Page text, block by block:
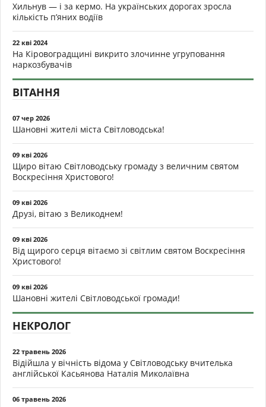
Хильнув — і за кермо. На українських дорогах зросла
кількість п’яних водіїв
22 кві 2024
На Кіровоградщині викрито злочинне угруповання
наркозбувачів
ВІТАННЯ
07 чер 2026
Шановні жителі міста Світловодська!
09 кві 2026
Щиро вітаю Світловодську громаду з величним святом
Воскресіння Христового!
09 кві 2026
Друзі, вітаю з Великоднем!
09 кві 2026
Від щирого серця вітаємо зі світлим святом Воскресіння
Христового!
09 кві 2026
Шановні жителі Світловодської громади!
НЕКРОЛОГ
22 травень 2026
Відійшла у вічність відома у Світловодську вчителька
англійської Касьянова Наталія Миколаївна
06 травень 2026